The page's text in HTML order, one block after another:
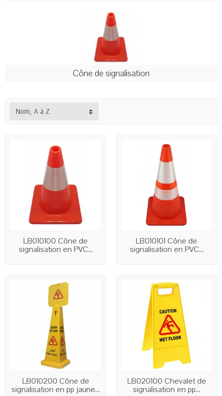
Cône de signalisation
Nom, A à Z
LB010100 Cône de
signalisation en PVC...
LB010101 Cône de
signalisation en PVC...
LB010200 Cône de
signalisation en pp jaune...
LB020100 Chevalet de
signalisation en pp...